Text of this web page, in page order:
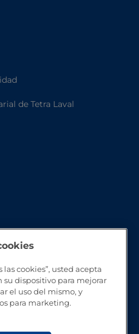
de Tetra Laval
cookies”, usted acepta
su dispositivo para mejorar
el uso del mismo, y
para marketing.